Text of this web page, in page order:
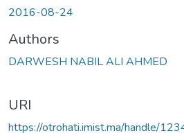
2016-08-24
Authors
DARWESH NABIL ALI AHMED
URI
https://otrohati.imist.ma/handle/